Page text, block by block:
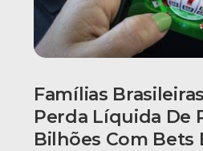
Famílias
Perda Líquida De
Bilhões Com Bets